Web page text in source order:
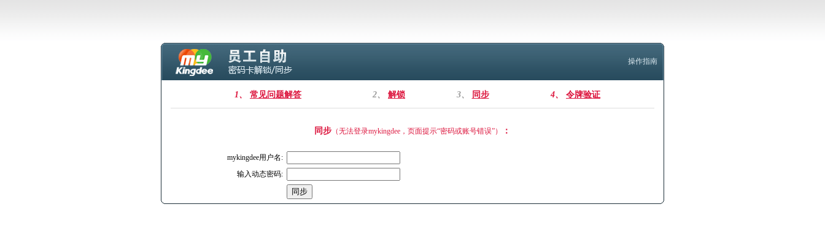
操作指南
1、 常见问题解答 2、 解锁 3、 同步 4、 令牌验证
同步 （无法登录mykingdee，页面提示“密码或账号错误”） ：
mykingdee用户名:
输入动态密码: